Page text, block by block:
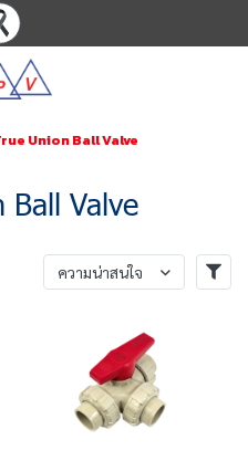
Union Ball Valve
Ball Valve
ความน่าสนใจ